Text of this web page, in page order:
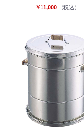
￥11,000 （税込）